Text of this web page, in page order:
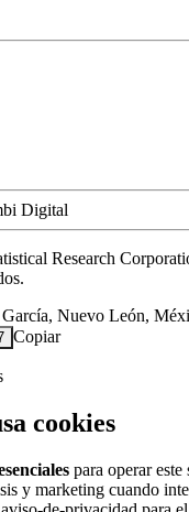
Digital
Research
García, Nuevo León,
Copiar
cookies
para operar
y marketing cuando